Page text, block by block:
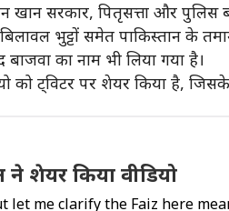
खान सरकार, पितृसत्ता और
बिलावल भुट्टों समेत पाकिस्तान
का नाम भी लिया गया है।
को ट्विटर पर शेयर किया है,
ने शेयर किया वीडियो
let me clarify the Faiz here